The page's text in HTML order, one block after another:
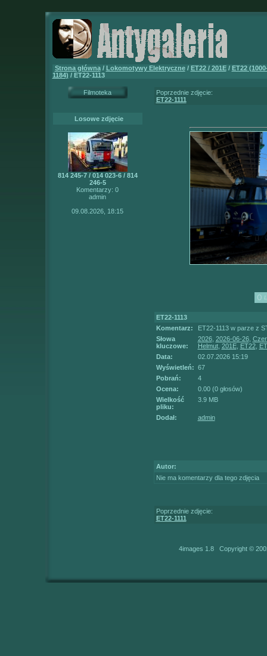
Strona główna/ Lokomotywy Elektryczne/ ET22 / 201E/ ET22
1184) / ET22-1113
Filmoteka
Losowe zdjęcie
814 245-7 / 014 023-6 / 814
246-5
Komentarzy: 0
admin
09.08.2026, 18:15
Poprzednie zdjęcie:
ET22-1111
ET22-1113
Komentarz:
ET22-1113 w parze z
Słowa
kluczowe:
2026, 2026-06-26,
Helmut, 201E, ET22,
Data:
02.07.2026 15:19
Wyświetleń: 67
Pobrań:
4
Ocena:
0.00 (0 głosów)
Wielkość
pliku:
3.9 MB
Dodał: admin
Autor:
Nie ma komentarzy dla tego zdjęcia
Poprzednie zdjęcie:
ET22-1111
4images 1.8 Copyright ©